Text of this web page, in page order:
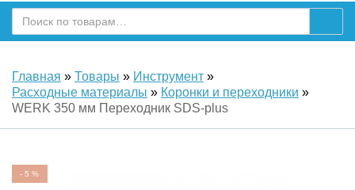
Главная » Товары » Инструмент »
Расходные материалы » Коронки и переходники »
WERK 350 мм Переходник SDS-plus
-5%